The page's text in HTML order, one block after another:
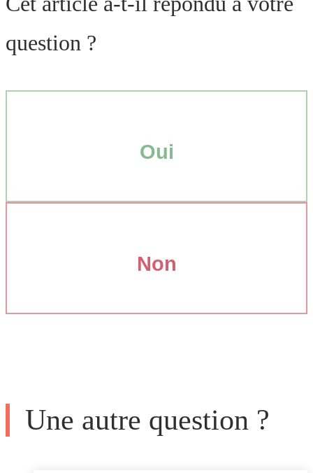
question ?
Oui
Non
Une autre question ?